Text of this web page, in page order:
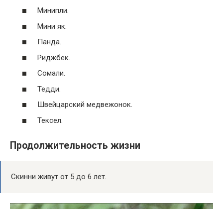
Минипли.
Мини як.
Панда.
Риджбек.
Сомали.
Тедди.
Швейцарский медвежонок.
Тексел.
Продолжительность жизни
Скинни живут от 5 до 6 лет.